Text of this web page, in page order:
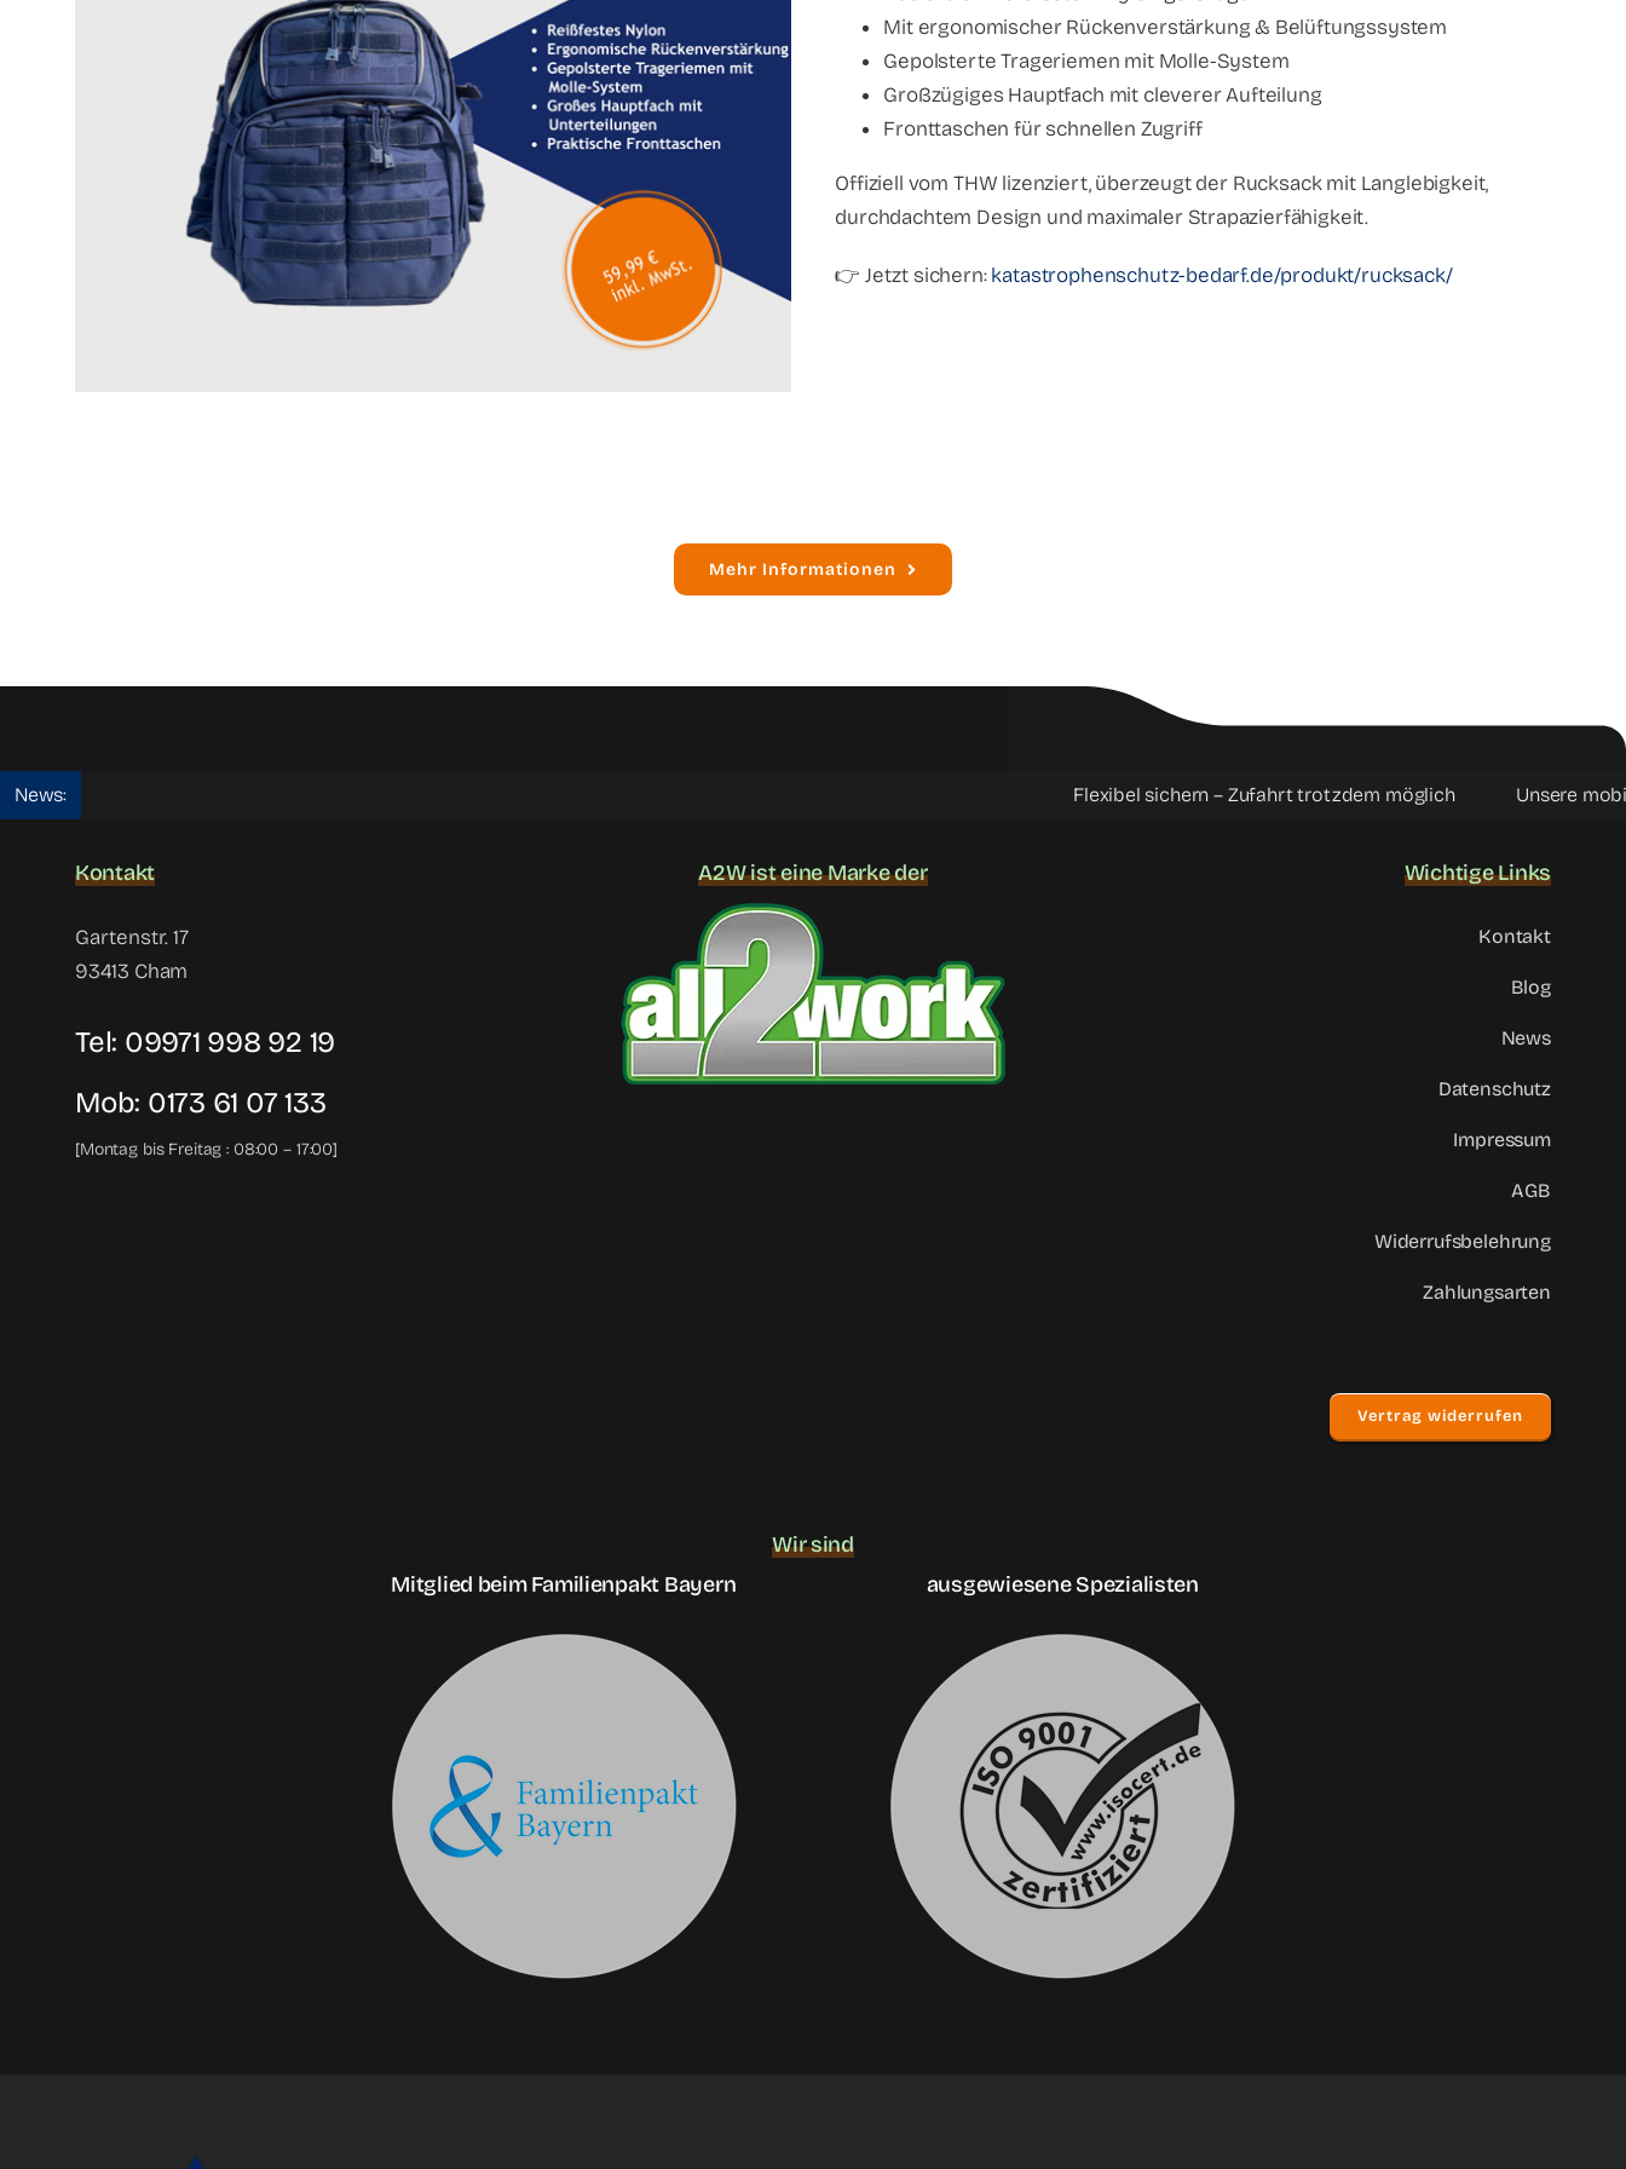
Mit ergonomischer Rückenverstärkung & Belüftungssystem
Gepolsterte Trageriemen mit Molle-System
Großzügiges Hauptfach mit cleverer Aufteilung
Fronttaschen für schnellen Zugriff
Offiziell vom THW lizenziert, überzeugt der Rucksack mit Langlebigkeit,
durchdachtem Design und maximaler Strapazierfähigkeit.
👉 Jetzt sichern:katastrophenschutz-bedarf.de/produkt/rucksack/
Mehr Informationen
News: Flexibel sichern – Zufahrt trotzdem möglich Unsere mobilen
Kontakt
Gartenstr. 17
93413 Cham
Tel: 09971 998 92 19
Mob: 0173 61 07 133
[Montag bis Freitag : 08:00 – 17:00]
A2W ist eine Marke der Wichtige Links
Kontakt
Blog
News
Datenschutz
Impressum
AGB
Widerrufsbelehrung
Zahlungsarten
Vertrag widerrufen
Wir sind
Mitglied beim Familienpakt Bayern
ausgewiesene Spezialisten